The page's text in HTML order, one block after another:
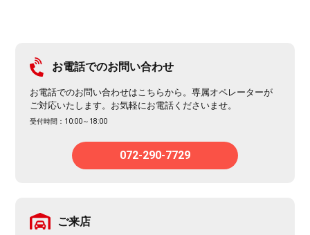
お電話でのお問い合わせ
お電話でのお問い合わせはこちらから。専属オペレーターが
ご対応いたします。お気軽にお電話くださいませ。
受付時間：10:00～18:00
072-290-7729
ご来店